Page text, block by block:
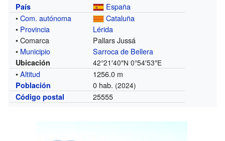
País
España
•Com. autónoma
Cataluña
• Provincia
Lérida
• Comarca
Pallars Jussá
• Municipio Sarroca de Bellera
Ubicación 42°21′40″N 0°54′53″E
•Altitud 1256.0 m
Población 0 hab. (2024)
Código postal
25555